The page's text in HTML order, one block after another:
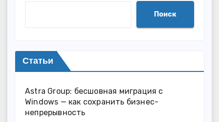
Поиск
Статьи
Astra Group: бесшовная миграция с
Windows — как сохранить бизнес-
непрерывность